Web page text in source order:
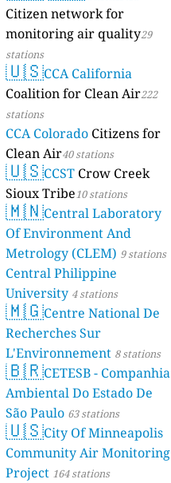
Citizen network for
monitoring air quality29
stations
🇺🇸CCA California
Coalition for Clean Air222
stations
CCA Colorado Citizens for
Clean Air40 stations
🇺🇸CCST Crow Creek
Sioux Tribe10 stations
🇲🇳Central Laboratory
Of Environment And
Metrology (CLEM) 9 stations
Central Philippine
University 4 stations
🇲🇬Centre National De
Recherches Sur
L'Environnement 8 stations
🇧🇷CETESB - Companhia
Ambiental Do Estado De
São Paulo 63 stations
🇺🇸City Of Minneapolis
Community Air Monitoring
Project 164 stations